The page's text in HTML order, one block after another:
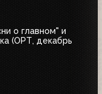
о главном" и
(ОРТ, декабрь